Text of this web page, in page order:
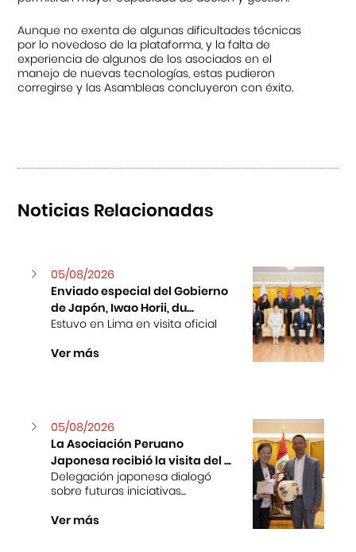
Aunque no exenta de algunas dificultades técnicas
por lo novedoso de la plataforma, y la falta de
experiencia de algunos de los asociados en el
manejo de nuevas tecnologías, estas pudieron
corregirse y las Asambleas concluyeron con éxito.
Noticias Relacionadas
05/08/2026
Enviado especial del Gobierno
de Japón, Iwao Horii, du...
Estuvo en Lima en visita oficial
Ver más
05/08/2026
La Asociación Peruano
Japonesa recibió la visita del ...
Delegación japonesa dialogó
sobre futuras iniciativas...
Ver más